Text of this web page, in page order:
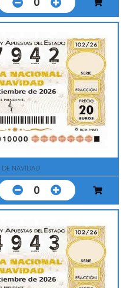
DE NAVIDAD
0